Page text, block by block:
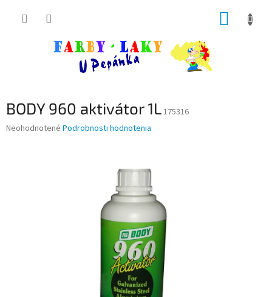
BODY 960 aktivátor 1L175316
Priemerné
Neohodnotené Podrobnosti hodnotenia